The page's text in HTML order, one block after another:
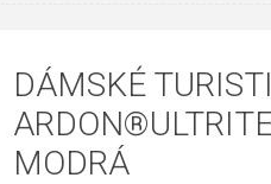
DÁMSKÉ
MODRÁ